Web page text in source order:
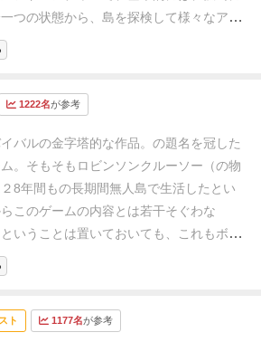
つの状態から、島を探検して様々なアイ
トしていき、制限ターン内にシナリオご
成すればクリアとなる。シナリオもシン
ど多岐にわたり、公式、ファンメイドの追
をメインに、マップのタイル配置やリソ
メント、行為判定のダイスロールなどがサ
感じ。キャンプのアップグレードや修
調達、シナリオ目標の達成など、とにかく
ならないことが山積みなうえに、毎ラウ
らのトラブルが発生し、その対処も行わな
要がある。ワーカーの配置にしても、2
自動成功となるが、1つだけの配置だと
1222名が参考
バルの金字塔的な作品。の題名を冠した
。 そもそもロビンソンクルーソー（の物
8年間もの長期間無人島で生活したとい
このゲームの内容とは若干そぐわな
ということは置いておいても、これもボー
おける協力ゲームの金字塔的な作品とい
いない。
ける。冒険し、食べ物を見つけ、野獣と戦
ト 1177名が参考